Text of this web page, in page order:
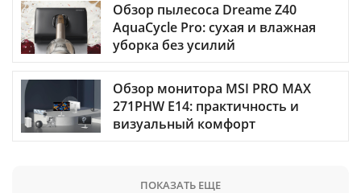
Обзор пылесоса Dreame Z40
AquaCycle Pro: сухая и влажная
уборка без усилий
Обзор монитора MSI PRO MAX
271PHW E14: практичность и
визуальный комфорт
ПОКАЗАТЬ ЕЩЕ